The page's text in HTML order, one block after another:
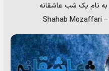
به نام یک شب عاشقانه
Shahab Mozaffari–